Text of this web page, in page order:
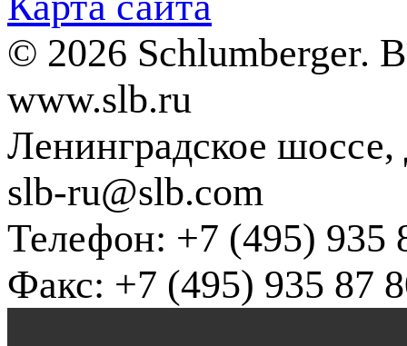
© 2026 Schlumberger.
www.slb.ru
Ленинградское
slb-ru@slb.com
Телефон: +7 (495) 935
Факс: +7 (495) 935 87